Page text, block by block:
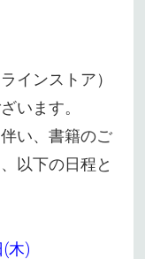
インストア）
います。
い、書籍のご
以下の日程と
木)